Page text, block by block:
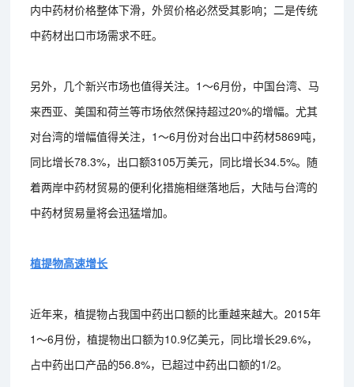
内中药材价格整体下滑，外贸价格必然受其影响；二是传统
中药材出口市场需求不旺。
另外，几个新兴市场也值得关注。1～6月份，中国台湾、马
来西亚、美国和荷兰等市场依然保持超过20%的增幅。尤其
对台湾的增幅值得关注，1～6月份对台出口中药材5869吨，
同比增长78.3%，出口额3105万美元，同比增长34.5%。随
着两岸中药材贸易的便利化措施相继落地后，大陆与台湾的
中药材贸易量将会迅猛增加。
植提物高速增长
近年来，植提物占我国中药出口额的比重越来越大。2015年
1～6月份，植提物出口额为10.9亿美元，同比增长29.6%，
占中药出口产品的56.8%，已超过中药出口额的1/2。